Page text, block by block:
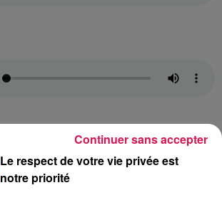
Le respect de votre vie privée est
notre priorité
Continuer sans accepter